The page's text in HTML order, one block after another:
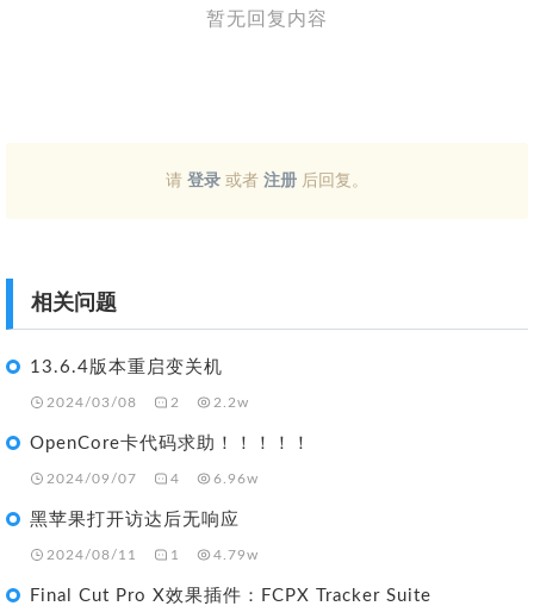
暂无回复内容
请 登录 或者 注册 后回复。
相关问题
13.6.4版本重启变关机
2024/03/08 2 2.2w
OpenCore卡代码求助！！！！！
2024/09/07 4 6.96w
黑苹果打开访达后无响应
2024/08/11 1 4.79w
Final Cut Pro X效果插件：FCPX Tracker Suite